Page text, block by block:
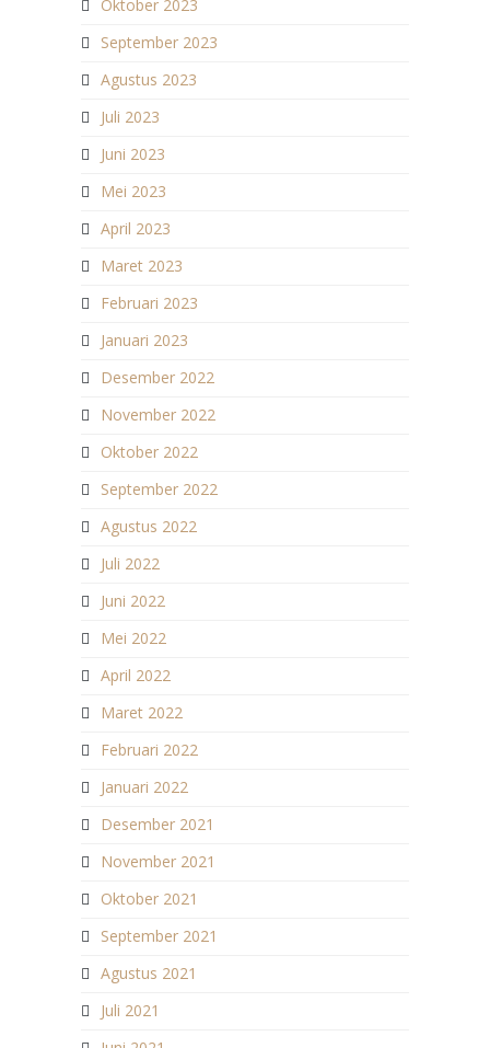
Oktober 2023
September 2023
Agustus 2023
Juli 2023
Juni 2023
Mei 2023
April 2023
Maret 2023
Februari 2023
Januari 2023
Desember 2022
November 2022
Oktober 2022
September 2022
Agustus 2022
Juli 2022
Juni 2022
Mei 2022
April 2022
Maret 2022
Februari 2022
Januari 2022
Desember 2021
November 2021
Oktober 2021
September 2021
Agustus 2021
Juli 2021